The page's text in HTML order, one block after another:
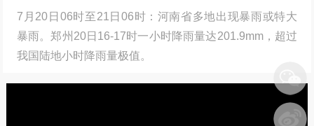
7月20日06时至21日06时：河南省多地出现暴雨或特大
暴雨。郑州20日16-17时一小时降雨量达201.9mm，超过
我国陆地小时降雨量极值。